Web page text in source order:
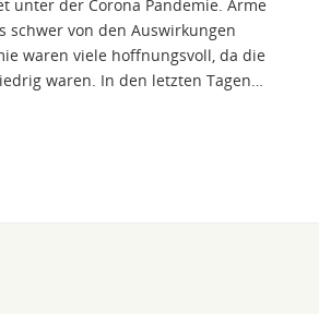
unter der Corona Pandemie. Arme
schwer von den Auswirkungen
waren viele hoffnungsvoll, da die
waren. In den letzten Tagen…